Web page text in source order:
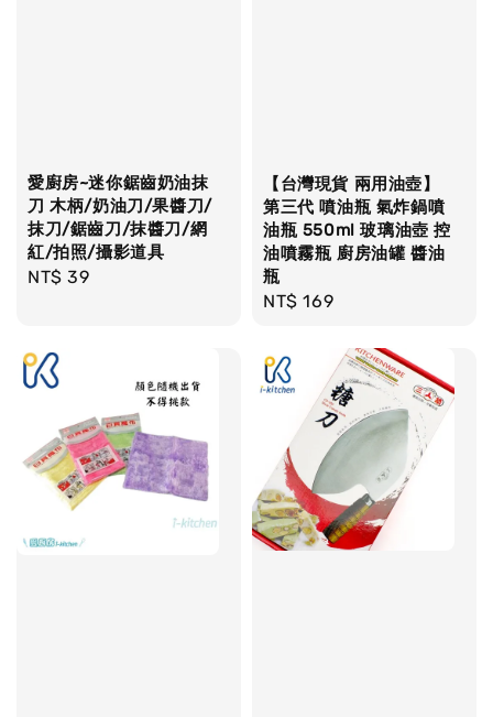
愛廚房~迷你鋸齒奶油抹
刀 木柄/奶油刀/果醬刀/
抹刀/鋸齒刀/抹醬刀/網
紅/拍照/攝影道具
Regular
NT$ 39
【台灣現貨 兩用油壺】
第三代 噴油瓶 氣炸鍋噴
油瓶 550ml 玻璃油壺 控
油噴霧瓶 廚房油罐 醬油
瓶
Regular
NT$ 169